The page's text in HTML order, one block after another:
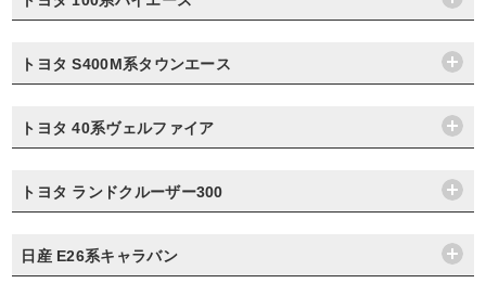
トヨタ S400M系タウンエース
トヨタ 40系ヴェルファイア
トヨタ ランドクルーザー300
日産 E26系キャラバン